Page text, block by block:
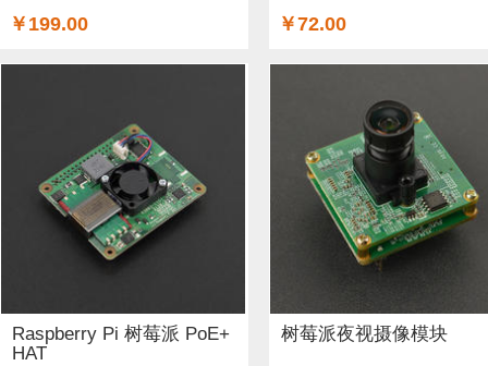
￥199.00 ￥72.00
Raspberry Pi 树莓派 PoE+
HAT
树莓派夜视摄像模块